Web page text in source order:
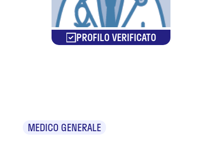
PROFILO VERIFICATO
MEDICO GENERALE